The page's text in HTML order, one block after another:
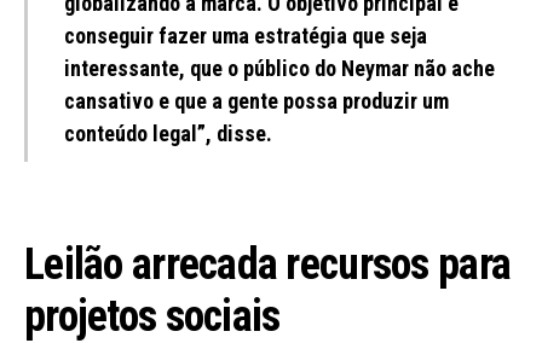
conseguir fazer uma estratégia que seja
interessante, que o público do Neymar não ache
cansativo e que a gente possa produzir um
conteúdo legal”, disse.
Leilão arrecada recursos para
projetos sociais